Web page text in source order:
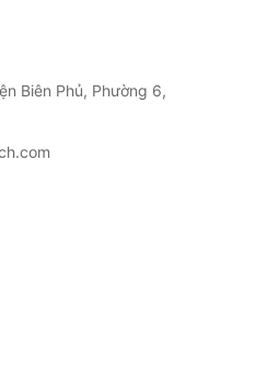
Biên Phủ, Phường 6,